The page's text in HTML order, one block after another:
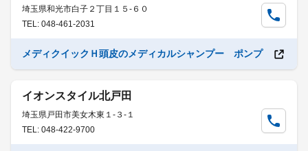
埼玉県和光市白子２丁目１５-６０
TEL: 048-461-2031
メディクイックＨ頭皮のメディカルシャンプー ポンプ
イオンスタイル北戸田
埼玉県戸田市美女木東１-３-１
TEL: 048-422-9700